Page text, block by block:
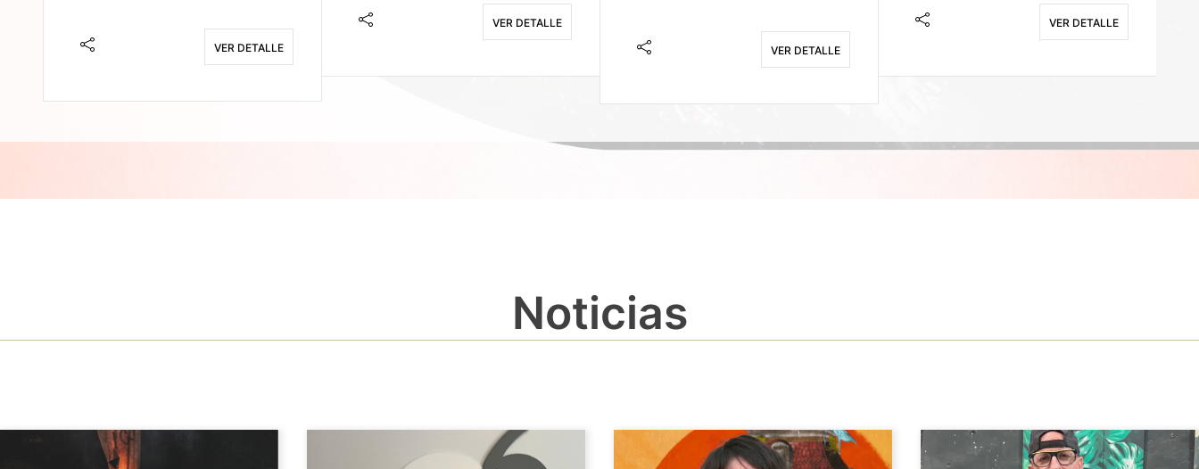
VER DETALLE
VER DETALLE
VER DETALLE
VER DETALLE
Noticias